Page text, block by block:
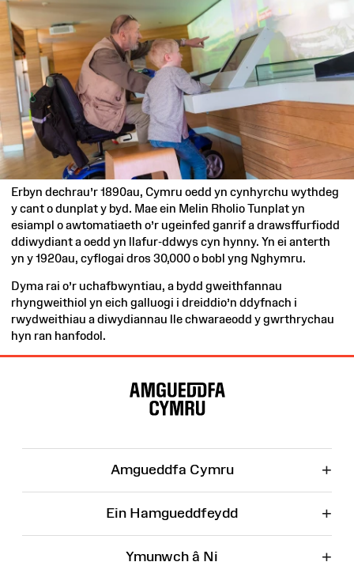
Erbyn dechrau’r 1890au, Cymru oedd yn cynhyrchu wythdeg
y cant o dunplat y byd. Mae ein Melin Rholio Tunplat yn
esiampl o awtomatiaeth o’r ugeinfed ganrif a drawsffurfiodd
ddiwydiant a oedd yn llafur-ddwys cyn hynny. Yn ei anterth
yn y 1920au, cyflogai dros 30,000 o bobl yng Nghymru.
Dyma rai o’r uchafbwyntiau, a bydd gweithfannau
rhyngweithiol yn eich galluogi i dreiddio’n ddyfnach i
rwydweithiau a diwydiannau lle chwaraeodd y gwrthrychau
hyn ran hanfodol.
Amgueddfa Cymru +
Ein Hamgueddfeydd +
Ymunwch â Ni +